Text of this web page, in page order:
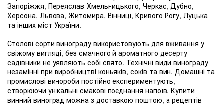
Запоріжжя, Переяслав-Хмельницького, Черкас, Дубно,
Херсона, Львова, Житомира, Вінниці, Кривого Рогу, Луцька
та інших міст України.
Столові сорти винограду використовують для вживання у
свіжому вигляді, без смачного й ароматного десерту
садівники не уявляють собі свято. Технічні види винограду
незамінні при виробництві коньяків, соків та вин. Домашні та
промислові винороби постійно експериментують,
створюючи унікальні смакові поєднання напоїв. Купити
винний виноград можна з доставкою поштою, а рецептів